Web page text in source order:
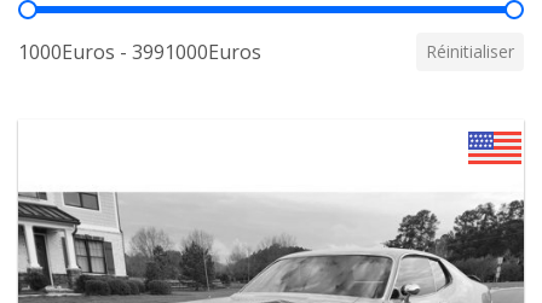
Prix
1000Euros - 3991000Euros Réinitialiser